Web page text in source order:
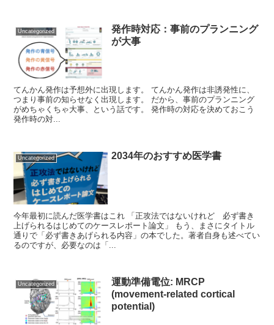
Uncategorized
発作時対応：事前のプランニング
が大事
てんかん発作は予想外に出現します。 てんかん発作は非誘発性に、
つまり事前の知らせなく出現します。 だから、事前のプランニング
がめちゃくちゃ大事、という話です。 発作時の対応を決めておこう
発作時の対...
Uncategorized 2034年のおすすめ医学書
今年最初に読んだ医学書はこれ 「正攻法ではないけれど 必ず書き
上げられるはじめてのケースレポート論文」 もう、まさにタイトル
通りで「必ず書きあげられる内容」の本でした。著者自身も述べてい
るのですが、必要なのは「...
Uncategorized
運動準備電位: MRCP
(movement-related cortical
potential)